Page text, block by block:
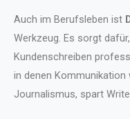
Auch im Berufsleben ist
Werkzeug. Es sorgt
Kundenschreiben
in denen
Journalismus, spart